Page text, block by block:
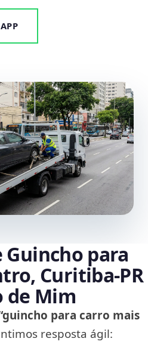
Guincho para
Curitiba‑PR
de Mim
para carro mais
resposta ágil: